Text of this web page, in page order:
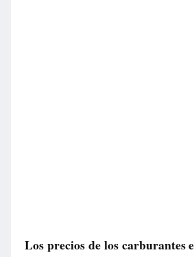
Los precios de los carburantes